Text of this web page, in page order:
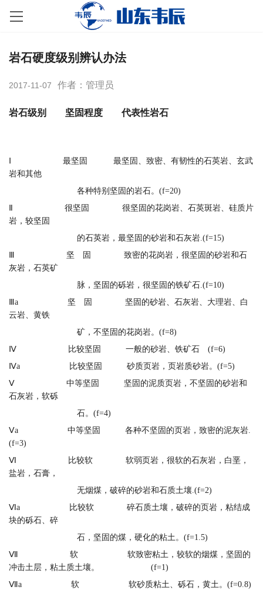
岩石硬度级别辨认办法
2017-11-07 作者：管理员
岩石级别 坚固程度 代表性岩石
Ⅰ 最坚固 最坚固、致密、有韧性的石英岩、玄武
岩和其他
各种特别坚固的岩石。(f=20)
Ⅱ 很坚固 很坚固的花岗岩、石英斑岩、硅质片
岩，较坚固
的石英岩，最坚固的砂岩和石灰岩.(f=15)
Ⅲ 坚 固 致密的花岗岩，很坚固的砂岩和石
灰岩，石英矿
脉，坚固的砾岩，很坚固的铁矿石.(f=10)
Ⅲa 坚 固 坚固的砂岩、石灰岩、大理岩、白
云岩、黄铁
矿，不坚固的花岗岩。(f=8)
Ⅳ 比较坚固 一般的砂岩、铁矿石 (f=6)
Ⅳa 比较坚固 砂质页岩，页岩质砂岩。(f=5)
Ⅴ 中等坚固 坚固的泥质页岩，不坚固的砂岩和
石灰岩，软砾
石。(f=4)
Ⅴa 中等坚固 各种不坚固的页岩，致密的泥灰岩.
(f=3)
Ⅵ 比较软 软弱页岩，很软的石灰岩，白垩，
盐岩，石膏，
无烟煤，破碎的砂岩和石质土壤.(f=2)
Ⅵa 比较软 碎石质土壤，破碎的页岩，粘结成
块的砾石、碎
石，坚固的煤，硬化的粘土。(f=1.5)
Ⅶ 软 软致密粘土，较软的烟煤，坚固的
冲击土层，粘土质土壤。 (f=1)
Ⅶa 软 软砂质粘土、砾石，黄土。(f=0.8)